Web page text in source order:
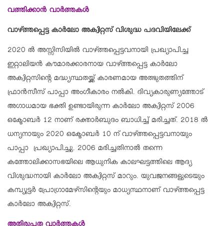
വത്തിക്കാന്‍ വാര്‍ത്തകള്‍
വാഴ്ത്തപ്പെട്ട കാര്‍ലോ അക്വിറ്റസ് വിശുദ്ധ പദവിയിലേക്ക്
2020 ല്‍ അസ്സിസിയില്‍ വാഴ്ത്തപ്പെട്ടവനായി പ്രഖ്യാപിച്ച
ഇറ്റാലിയന്‍ കൗമാരക്കാരനായ വാഴ്ത്തപ്പെട്ട കാര്‍ലോ
അക്വിറ്റസിന്റെ മദ്ധ്യസ്ഥതയ്ക്ക് കാരണമായ അത്ഭുതത്തിന്
ഫ്രാന്‍സീസ് പാപ്പാ അംഗീകാരം നല്‍കി. ദിവ്യകാരുണ്യത്തോട്
അഗാധമായ ഭക്തി ഉണ്ടായിരുന്ന കാര്‍ലോ അക്വിറ്റസ് 2006
ഒക്ടോബര്‍ 12 നാണ് രക്താര്‍ബുദം ബാധിച്ച് മരിച്ചത്. 2018 ല്‍
ധന്യനായും 2020 ഒക്ടോബര്‍ 10 ന് വാഴ്ത്തപ്പെട്ടവനായും
പാപ്പാ പ്രഖ്യാപിച്ചു. 2006 മരിച്ചതിനാല്‍ തന്നെ
കത്തോലിക്കാസഭയിലെ ആധുനിക കാലഘട്ടത്തിലെ ആദ്യ
വിശുദ്ധനായി കാര്‍ലോ അക്വിറ്റസ് മാറും. യുവജനങ്ങളുടെയും
കമ്പ്യൂട്ടര്‍ പ്രോഗ്രാമേഴ്‌സിന്റെയും മാധ്യസ്ഥനാണ് വാഴ്ത്തപ്പെട്ട
കാര്‍ലോ അക്വിറ്റസ്.